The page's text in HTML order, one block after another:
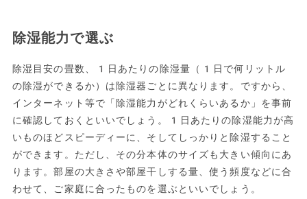
除湿能力で選ぶ
除湿目安の畳数、1日あたりの除湿量（1日で何リットル
の除湿ができるか）は除湿器ごとに異なります。ですから、
インターネット等で「除湿能力がどれくらいあるか」を事前
に確認しておくといいでしょう。1日あたりの除湿能力が高
いものほどスピーディーに、そしてしっかりと除湿すること
ができます。ただし、その分本体のサイズも大きい傾向にあ
ります。部屋の大きさや部屋干しする量、使う頻度などに合
わせて、ご家庭に合ったものを選ぶといいでしょう。